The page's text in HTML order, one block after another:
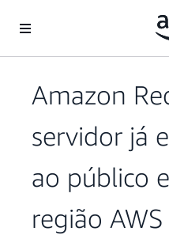
Pular para o conteúdo principal
Amazon
servidor já
ao público
região